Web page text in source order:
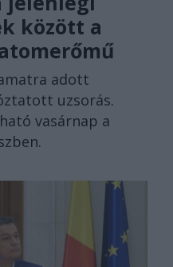
között a
adott
uzsorás.
vasárnap a